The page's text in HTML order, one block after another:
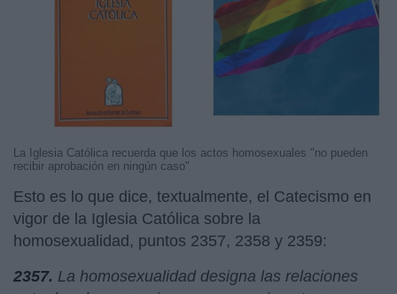
La Iglesia Católica recuerda que los actos homosexuales "no pueden
recibir aprobación en ningún caso"
Esto es lo que dice, textualmente, el Catecismo en
vigor de la Iglesia Católica sobre la
homosexualidad, puntos 2357, 2358 y 2359:
2357. La homosexualidad designa las relaciones